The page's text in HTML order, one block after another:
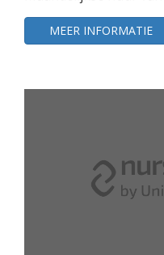
MEER INFORMATIE